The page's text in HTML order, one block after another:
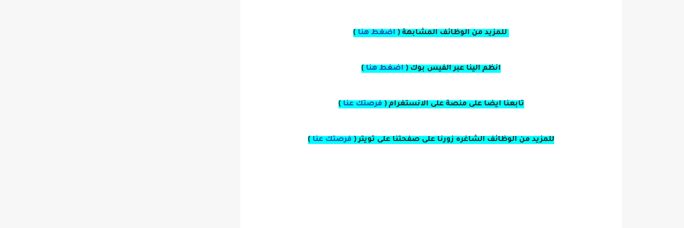
للمزيد من الوظائف المشابهة ( اضغط هنا )
انظم الينا عبر الفيس بوك ( اضغط هنا )
تابعنا ايضا على منصة على الانستغرام ( فرصتك عنا )
للمزيد من الوظائف الشاغره زورنا على صفحتنا على تويتر( فرصتك عنا )